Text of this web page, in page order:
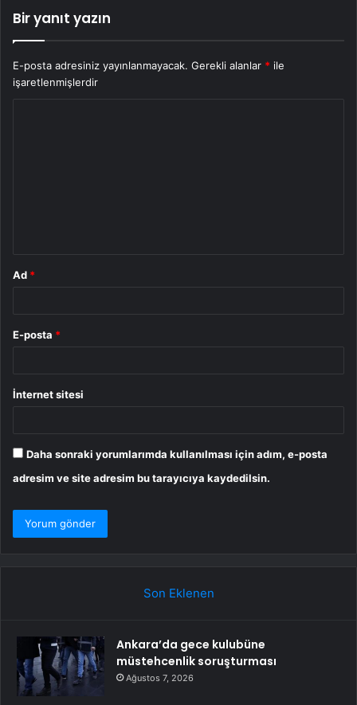
Bir yanıt yazın
E-posta adresiniz yayınlanmayacak. Gerekli alanlar * ile
işaretlenmişlerdir
Ad *
E-posta *
İnternet sitesi
Daha sonraki yorumlarımda kullanılması için adım, e-posta
adresim ve site adresim bu tarayıcıya kaydedilsin.
Son Eklenen
Ankara’da gece kulubüne
müstehcenlik soruşturması
Ağustos 7, 2026